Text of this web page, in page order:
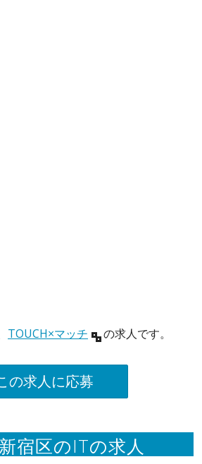
TOUCH×マッチ の求人です。
の求人に応募
宿区のITの求人